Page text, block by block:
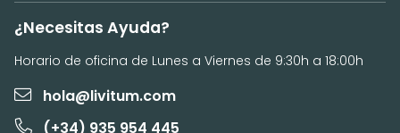
¿Necesitas Ayuda?
Horario de oficina de Lunes a Viernes de 9:30h a 18:00h
hola@livitum.com
(+34) 935 954 445